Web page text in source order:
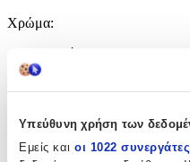
Υπεύθυνη χρήση των
Εμείς και οι 1022
Χρώμα:
Πολύχρωμο
Κορίτσι